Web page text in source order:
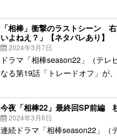
「相棒」衝撃のラストシーン
いよねえ？」【ネタバレあり】
2024年3月7日
ドラマ「相棒season22」（テレ
なる第19話「トレードオフ」が
今夜「相棒22」最終回SP前編
2024年3月6日
連続ドラマ「相棒season22」（